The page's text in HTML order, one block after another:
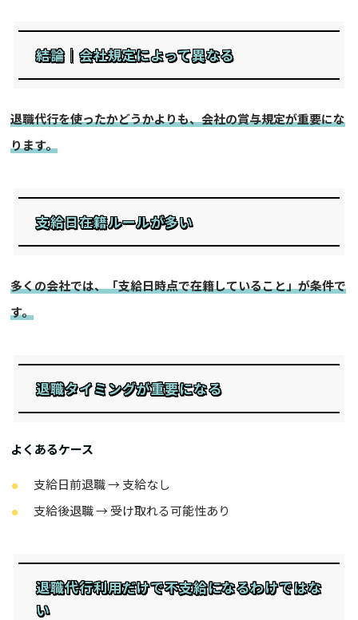
結論｜会社規定によって異なる
退職代行を使ったかどうかよりも、会社の賞与規定が重要にな
ります。
支給日在籍ルールが多い
多くの会社では、「支給日時点で在籍していること」が条件で
す。
退職タイミングが重要になる
よくあるケース
支給日前退職 → 支給なし
支給後退職 → 受け取れる可能性あり
退職代行利用だけで不支給になるわけではな
い